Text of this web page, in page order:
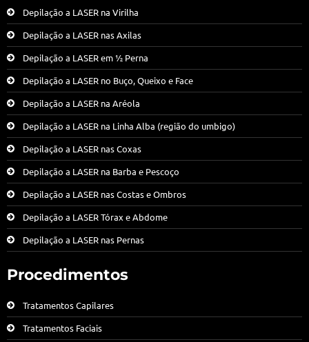
Depilação a LASER na Virilha
Depilação a LASER nas Axilas
Depilação a LASER em ½ Perna
Depilação a LASER no Buço, Queixo e Face
Depilação a LASER na Aréola
Depilação a LASER na Linha Alba (região do umbigo)
Depilação a LASER nas Coxas
Depilação a LASER na Barba e Pescoço
Depilação a LASER nas Costas e Ombros
Depilação a LASER Tórax e Abdome
Depilação a LASER nas Pernas
Procedimentos
Tratamentos Capilares
Tratamentos Faciais